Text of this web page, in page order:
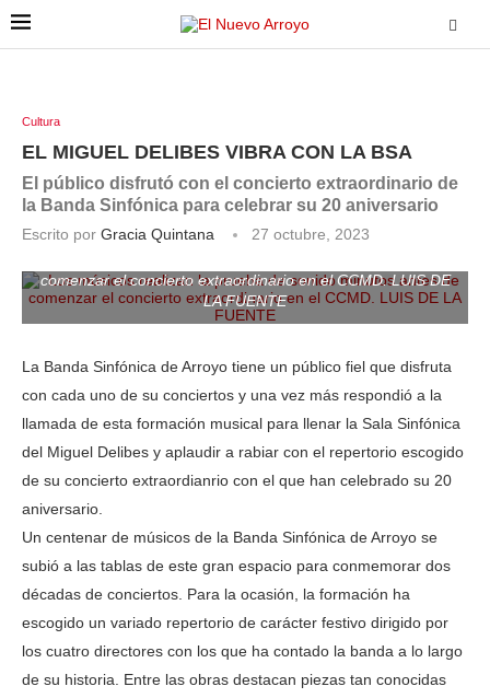
Cultura
EL MIGUEL DELIBES VIBRA CON LA BSA
El público disfrutó con el concierto extraordinario de
la Banda Sinfónica para celebrar su 20 aniversario
Escrito por Gracia Quintana
27 octubre, 2023
comenzar el concierto extraordinario en el CCMD. LUIS DE
LA FUENTE
La Banda Sinfónica de Arroyo tiene un público fiel que disfruta
con cada uno de su conciertos y una vez más respondió a la
llamada de esta formación musical para llenar la Sala Sinfónica
del Miguel Delibes y aplaudir a rabiar con el repertorio escogido
de su concierto extraordianrio con el que han celebrado su 20
aniversario.
Un centenar de músicos de la Banda Sinfónica de Arroyo se
subió a las tablas de este gran espacio para conmemorar dos
décadas de conciertos. Para la ocasión, la formación ha
escogido un variado repertorio de carácter festivo dirigido por
los cuatro directores con los que ha contado la banda a lo largo
de su historia. Entre las obras destacan piezas tan conocidas